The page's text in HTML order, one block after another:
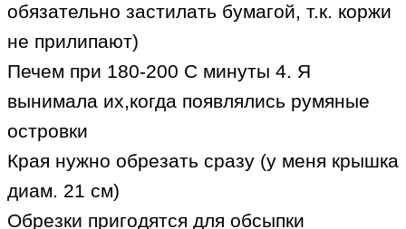
обязательно застилать бумагой, т.к. коржи
не прилипают)
Печем при 180-200 С минуты 4. Я
вынимала их,когда появлялись румяные
островки
Края нужно обрезать сразу (у меня крышка
диам. 21 см)
Обрезки пригодятся для обсыпки